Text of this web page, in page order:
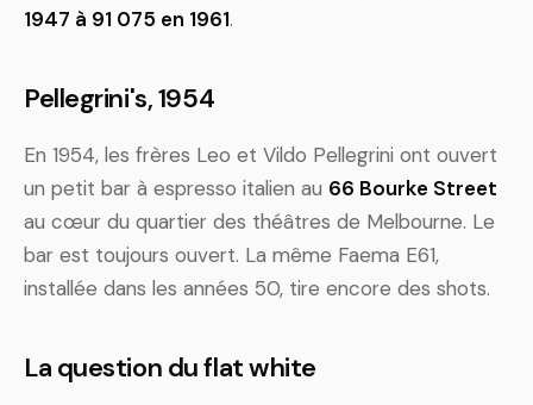
1947 à 91 075 en 1961.
Pellegrini's, 1954
En 1954, les frères Leo et Vildo Pellegrini ont ouvert
un petit bar à espresso italien au 66 Bourke Street
au cœur du quartier des théâtres de Melbourne. Le
bar est toujours ouvert. La même Faema E61,
installée dans les années 50, tire encore des shots.
La question du flat white